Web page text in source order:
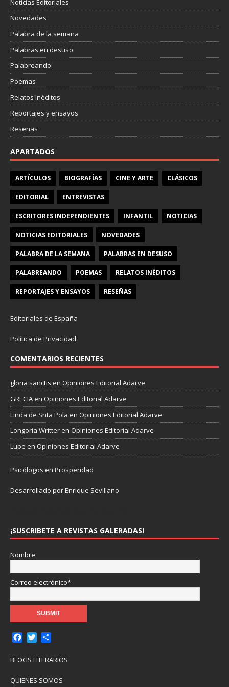
Noticias Editoriales
Novedades
Palabra de la semana
Palabras en desuso
Palabreando
Poemas
Relatos Inéditos
Reportajes y ensayos
Reseñas
APARTADOS
ARTÍCULOS BIOGRAFÍAS CINE Y ARTE CLÁSICOS
EDITORIAL ENTREVISTAS
ESCRITORES INDEPENDIENTES INFANTIL NOTICIAS
NOTICIAS EDITORIALES NOVEDADES
PALABRA DE LA SEMANA PALABRAS EN DESUSO
PALABREANDO POEMAS RELATOS INÉDITOS
REPORTAJES Y ENSAYOS RESEÑAS
Editoriales de España
Política de Privacidad
COMENTARIOS RECIENTES
gloria sanctis en Opiniones Editorial Adarve
GRECIAen Opiniones Editorial Adarve
Linda de Snta Pola en Opiniones Editorial Adarve
Longoria Writteren Opiniones Editorial Adarve
Lupe en Opiniones Editorial Adarve
Psicólogos en Prosperidad
Desarrollado por Enrique Sevillano
¡SUSCRIBETE A REVISTAS GALERADAS!
Nombre
Correo electrónico*
c
b
T
i
t
m
a
BLOGS LITERARIOS
QUIENES SOMOS